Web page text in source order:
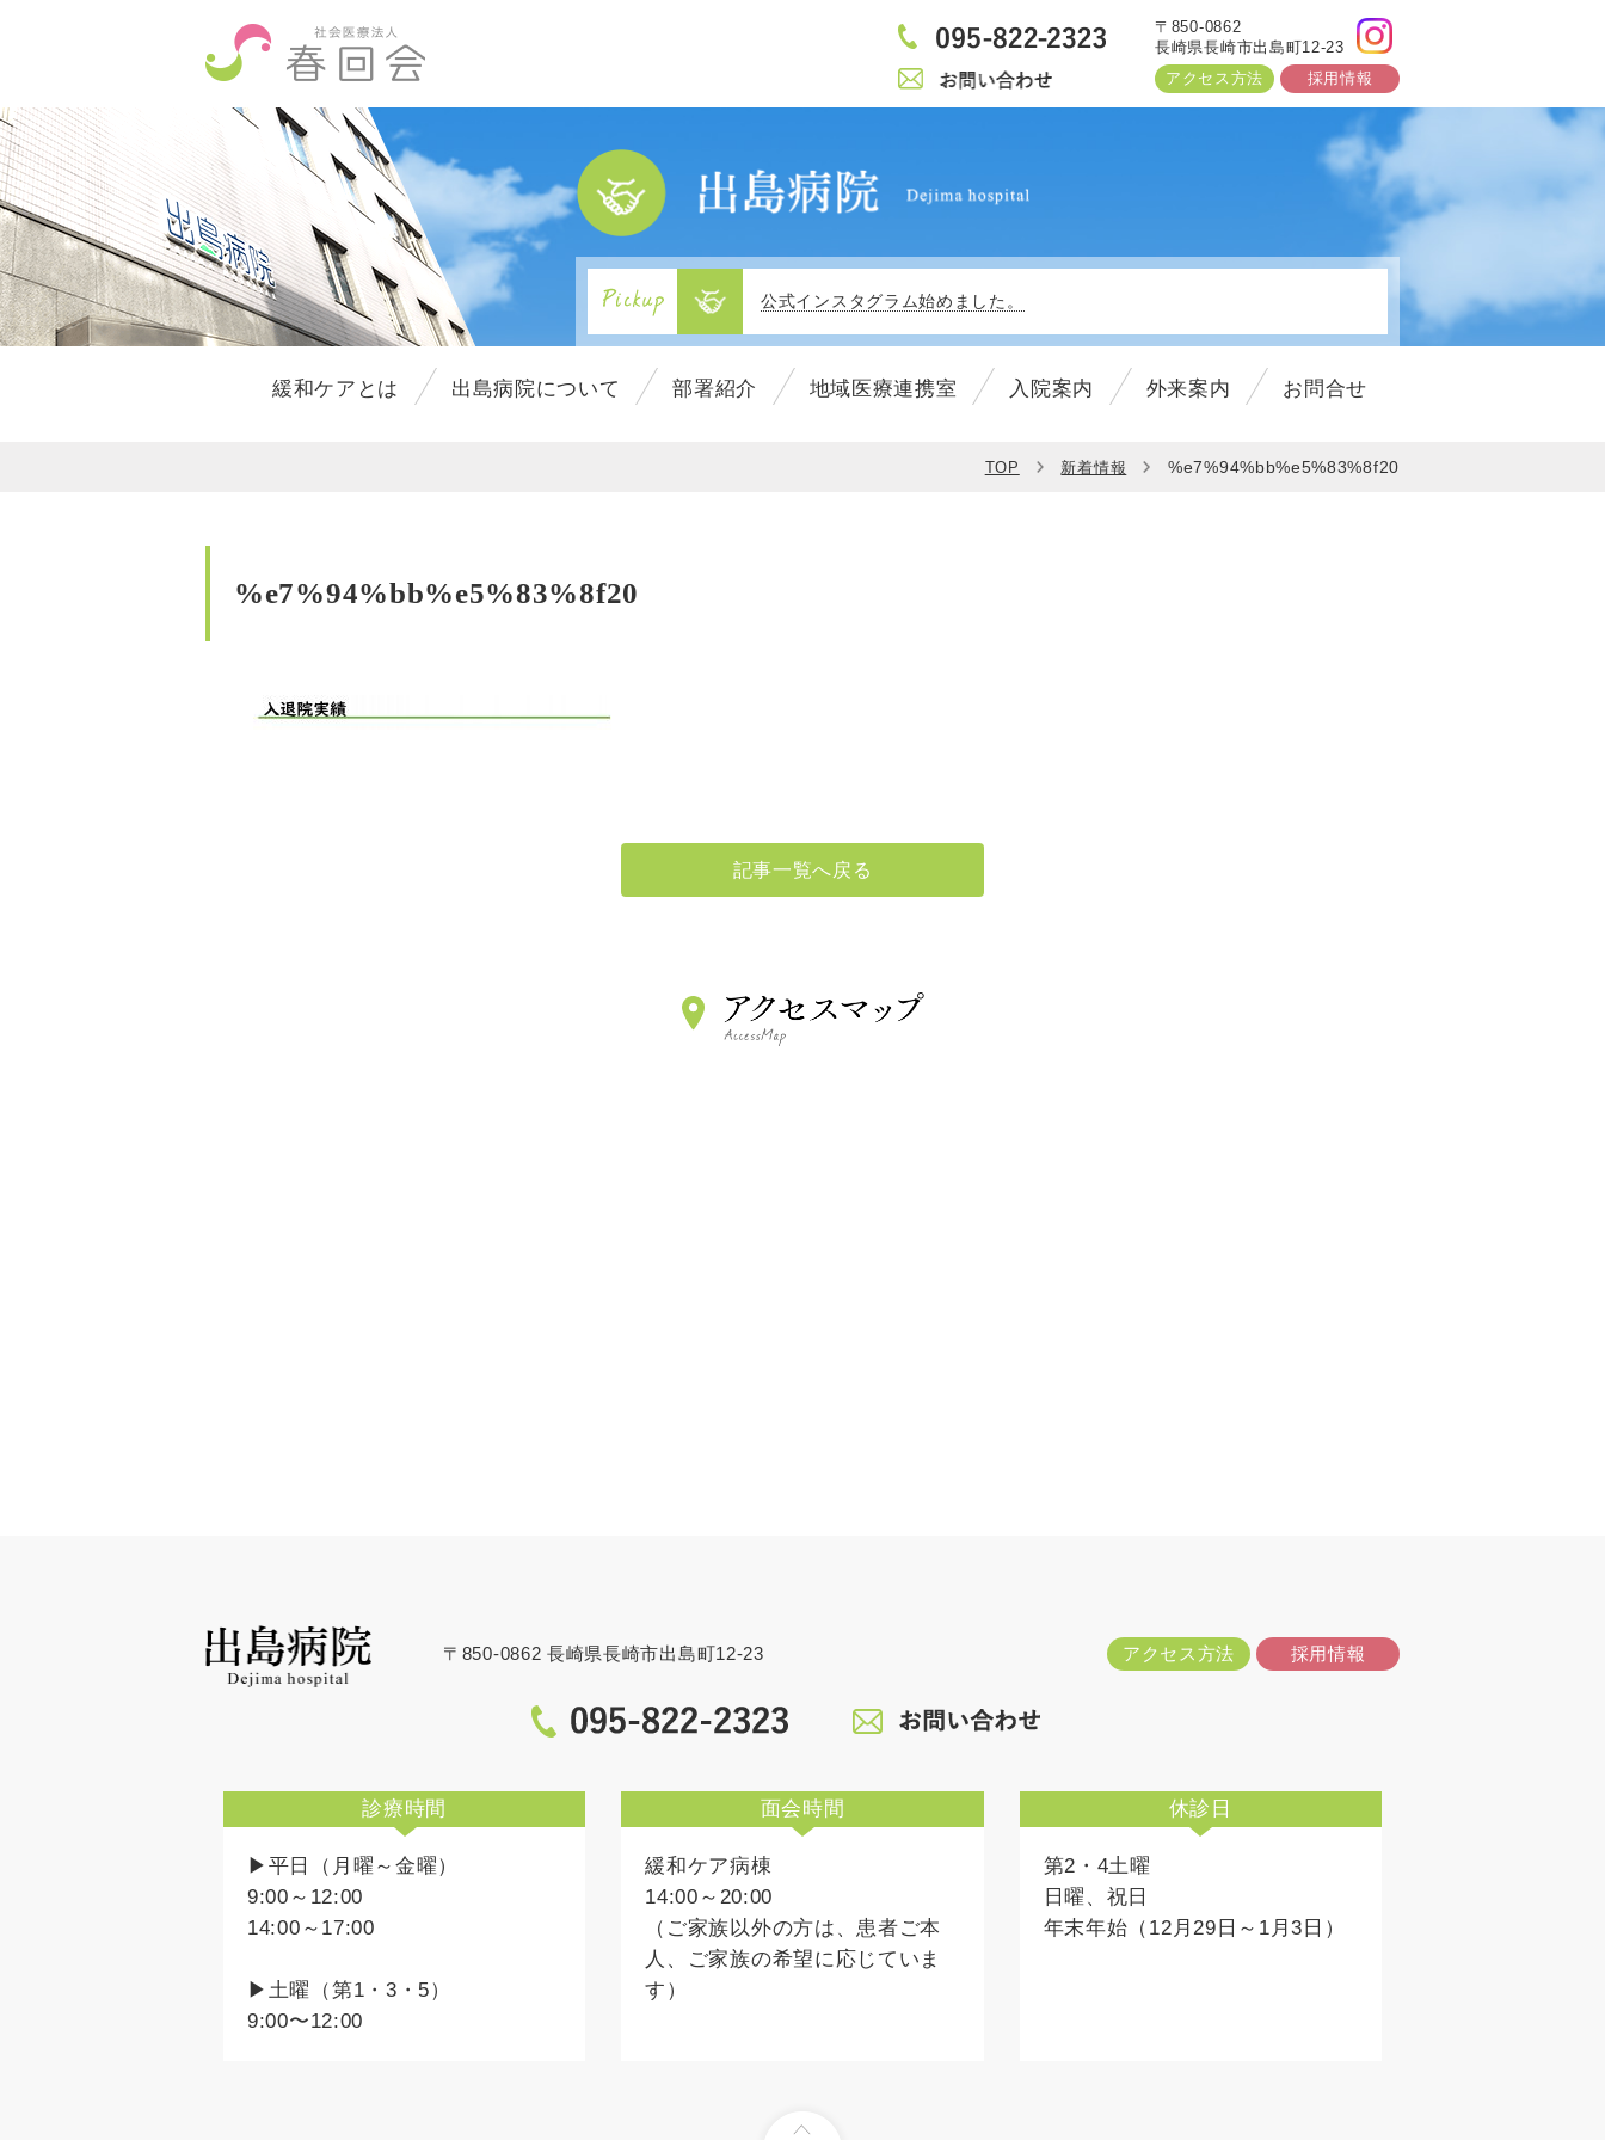
〒850-0862
長崎県長崎市出島町12-23
アクセス方法
採用情報
当施設内でのマスク着用について（3/13以降)
公式インスタグラム始めました。
移転リニューアルのお知らせ
1
3
緩和ケアとは 出島病院について 部署紹介 地域医療連携室 入院案内 外来案内 お問合せ
TOP 新着情報 %e7%94%bb%e5%83%8f20
%e7%94%bb%e5%83%8f20
記事一覧へ戻る
〒850-0862 長崎県長崎市出島町12-23 アクセス方法 採用情報
診療時間
▶平日（月曜～金曜）
9:00～12:00
14:00～17:00
▶土曜（第1・3・5）
9:00〜12:00
面会時間
緩和ケア病棟
14:00～20:00
（ご家族以外の方は、患者ご本
人、ご家族の希望に応じていま
す）
休診日
第2・4土曜
日曜、祝日
年末年始（12月29日～1月3日）